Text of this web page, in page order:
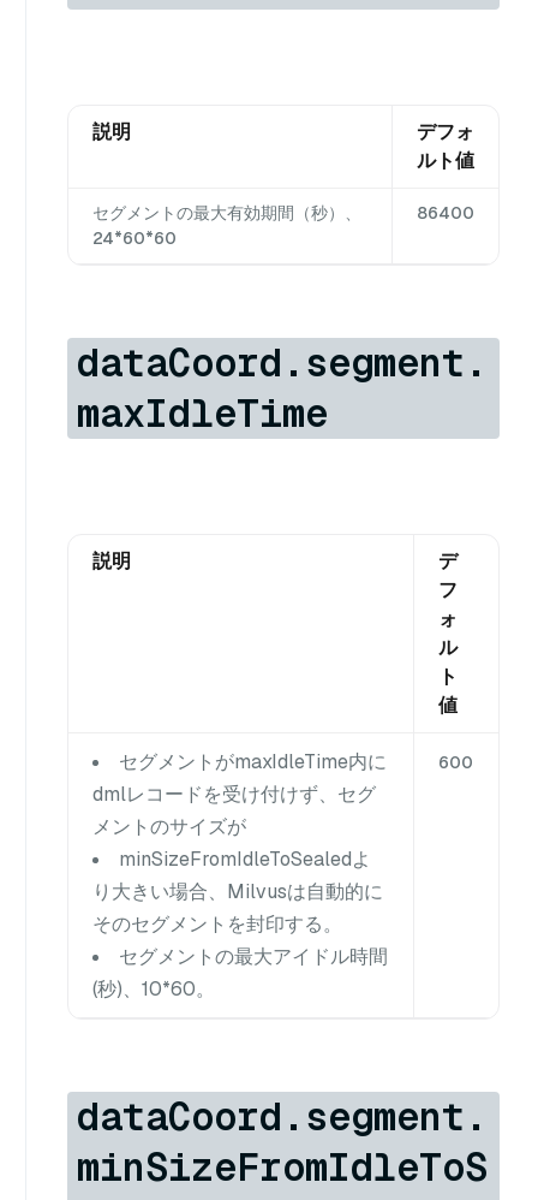
説明
デフォ
ルト値
セグメントの最大有効期間（秒）、
24*60*60
86400
dataCoord.segment.
maxIdleTime
説明
デ
フ
ォ
ル
ト
値
セグメントがmaxIdleTime内に
dmlレコードを受け付けず、セグ
メントのサイズが
minSizeFromIdleToSealedよ
り大きい場合、Milvusは自動的に
そのセグメントを封印する。
セグメントの最大アイドル時間
(秒)、10*60。
600
dataCoord.segment.
minSizeFromIdleToS